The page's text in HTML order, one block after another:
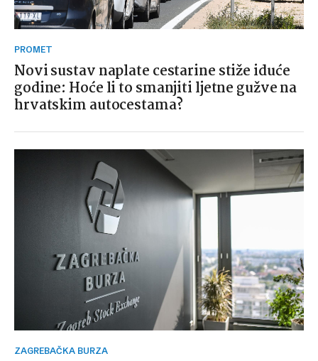
PROMET
Novi sustav naplate cestarine stiže iduće
godine: Hoće li to smanjiti ljetne gužve na
hrvatskim autocestama?
ZAGREBAČKA BURZA